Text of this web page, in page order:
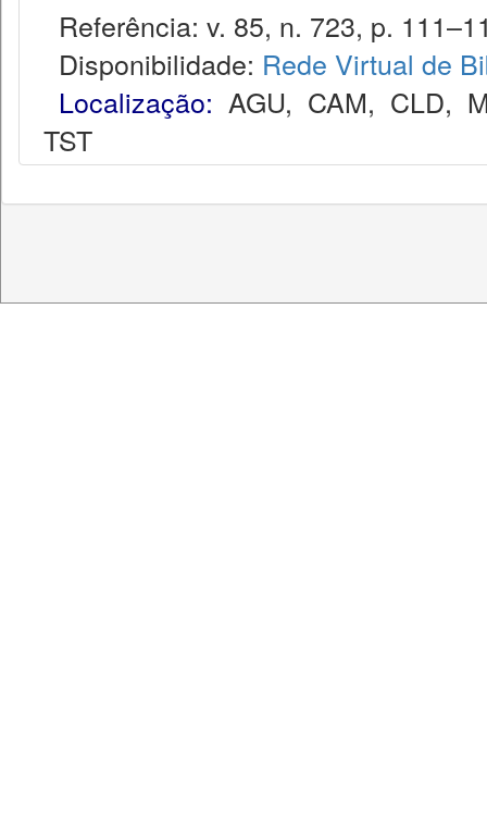
Referência: v. 85, n. 723, p.
Disponibilidade: Rede Virtual de
Localização: AGU, CAM, CLD,
TST